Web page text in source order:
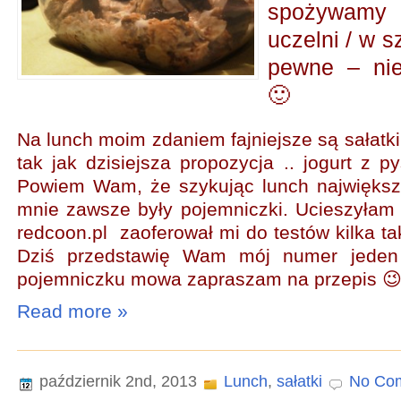
uczelni / w
pewne –
🙂
Na lunch moim zdaniem fajniejsze są
tak jak dzisiejsza propozycja .. jogurt z
Powiem Wam, że szykując lunch
mnie zawsze były pojemniczki.
redcoon.pl zaoferował mi do testów kilka
Dziś przedstawię Wam mój numer
pojemniczku mowa zapraszam na przepis
Read more »
październik 2nd, 2013 Lunch, sałatki No